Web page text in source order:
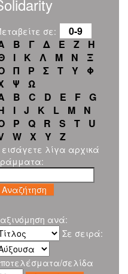
σε:
0-9
Β Γ Δ Ε Ζ
Η
Ι Κ Λ Μ Ν
Ξ
Π Ρ Σ Τ Υ
Φ
Ψ
Ω
B C D E F
G
I J K L M
N
P Q R S T
U
W X Y Z
εισάγετε λίγα αρχικά
ανά:
Σε σειρά:
σελίδα